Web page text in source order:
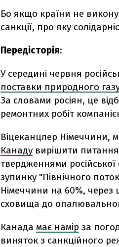
Бо якщо країни не
санкції, про яку
Передісторія:
У середині червня
поставки природного
За словами росіян, це
ремонтних робіт
Віцеканцлер Німеччини,
Канаду вирішити питання
твердженнями
зупинку "Північного
Німеччини на 60%, через
сховища до
Канада має намір за
виняток з санкційного